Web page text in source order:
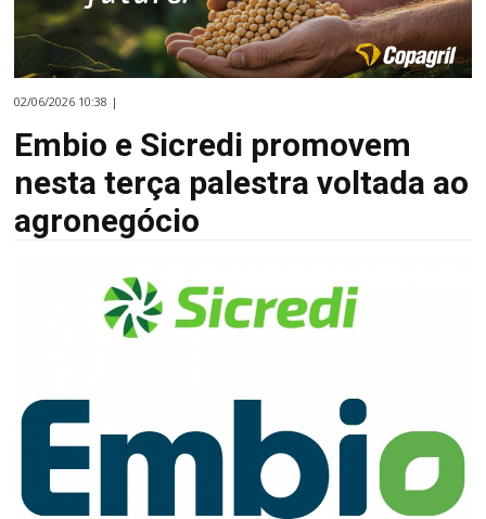
02/06/2026 10:38 |
Embio e Sicredi promovem
nesta terça palestra voltada ao
agronegócio